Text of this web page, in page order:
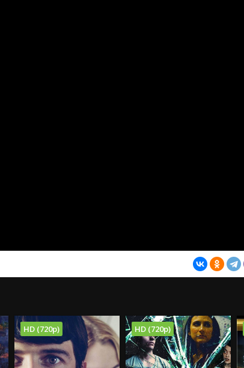
HD (720p) HD (720p)